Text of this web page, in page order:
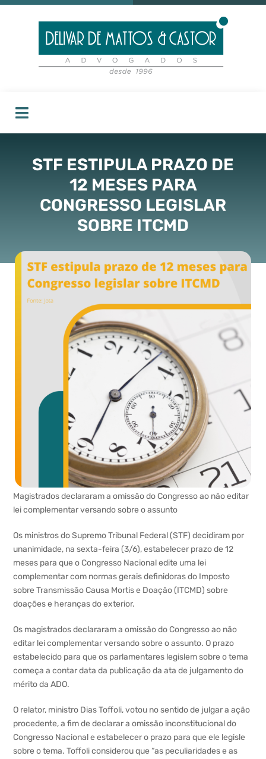
STF ESTIPULA PRAZO DE
12 MESES PARA
CONGRESSO LEGISLAR
SOBRE ITCMD
Magistrados declararam a omissão do Congresso ao não editar
lei complementar versando sobre o assunto
Os ministros do Supremo Tribunal Federal (STF) decidiram por
unanimidade, na sexta-feira (3/6), estabelecer prazo de 12
meses para que o Congresso Nacional edite uma lei
complementar com normas gerais definidoras do Imposto
sobre Transmissão Causa Mortis e Doação (ITCMD) sobre
doações e heranças do exterior.
Os magistrados declararam a omissão do Congresso ao não
editar lei complementar versando sobre o assunto. O prazo
estabelecido para que os parlamentares legislem sobre o tema
começa a contar data da publicação da ata de julgamento do
mérito da ADO.
O relator, ministro Dias Toffoli, votou no sentido de julgar a ação
procedente, a fim de declarar a omissão inconstitucional do
Congresso Nacional e estabelecer o prazo para que ele legisle
sobre o tema. Toffoli considerou que “as peculiaridades e as